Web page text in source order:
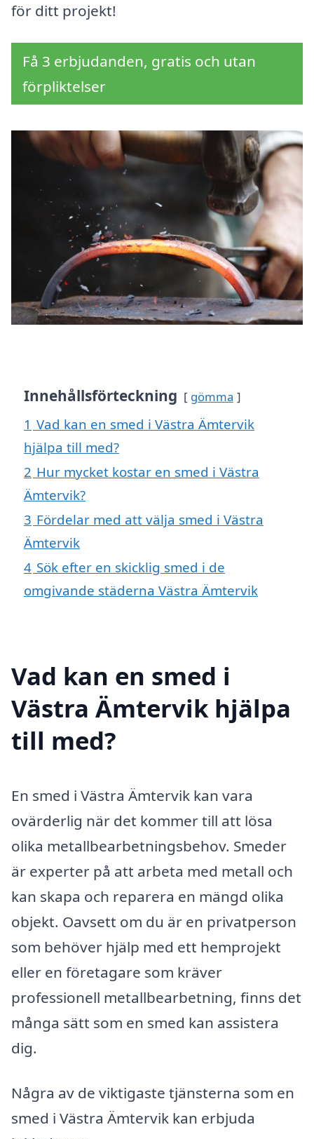
för ditt projekt!
Få 3 erbjudanden, gratis och utan
förpliktelser
Innehållsförteckning gömma
1 Vad kan en smed i Västra Ämtervik
hjälpa till med?
2 Hur mycket kostar en smed i Västra
Ämtervik?
3 Fördelar med att välja smed i Västra
Ämtervik
4 Sök efter en skicklig smed i de
omgivande städerna Västra Ämtervik
Vad kan en smed i
Västra Ämtervik hjälpa
till med?
En smed i Västra Ämtervik kan vara
ovärderlig när det kommer till att lösa
olika metallbearbetningsbehov. Smeder
är experter på att arbeta med metall och
kan skapa och reparera en mängd olika
objekt. Oavsett om du är en privatperson
som behöver hjälp med ett hemprojekt
eller en företagare som kräver
professionell metallbearbetning, finns det
många sätt som en smed kan assistera
dig.
Några av de viktigaste tjänsterna som en
smed i Västra Ämtervik kan erbjuda